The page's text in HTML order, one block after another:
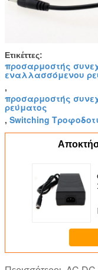
Ετικέττες:
προσαρμοστής
εναλλασσόμενου
,
προσαρμοστής
ρεύματος
, Switching